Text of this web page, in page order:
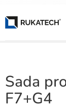
Sada
F7+G4